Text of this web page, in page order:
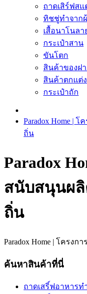
ถาดเสิร์ฟสเ
ทิชชู่ทำจาก
เสื้อนาโนลา
กระเป๋าสาน
ขันโตก
สินค้าของฝ
สินค้าตกแต่
กระเป๋าถัก
Paradox Home |
ถิ่น
Paradox
สนับสนุนผ
ถิ่น
Paradox Home | โคร
ค้นหาสินค้าที่นี่
ถาดเสริ์ฟอาหาร